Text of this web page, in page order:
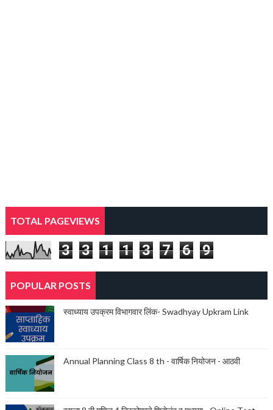
TOTAL PAGEVIEWS
3 3 1 1 3 7 6 9
POPULAR POSTS
स्वाध्याय उपक्रम विभागवार लिंक- Swadhyay Upkram Link
Annual Planning Class 8 th - वार्षिक नियोजन - आठवी